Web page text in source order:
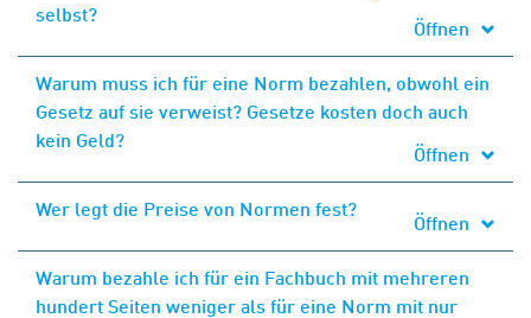
selbst?
Öffnen
Warum muss ich für eine Norm bezahlen, obwohl ein
Gesetz auf sie verweist? Gesetze kosten doch auch
kein Geld?
Öffnen
Wer legt die Preise von Normen fest?
Öffnen
Warum bezahle ich für ein Fachbuch mit mehreren
hundert Seiten weniger als für eine Norm mit nur